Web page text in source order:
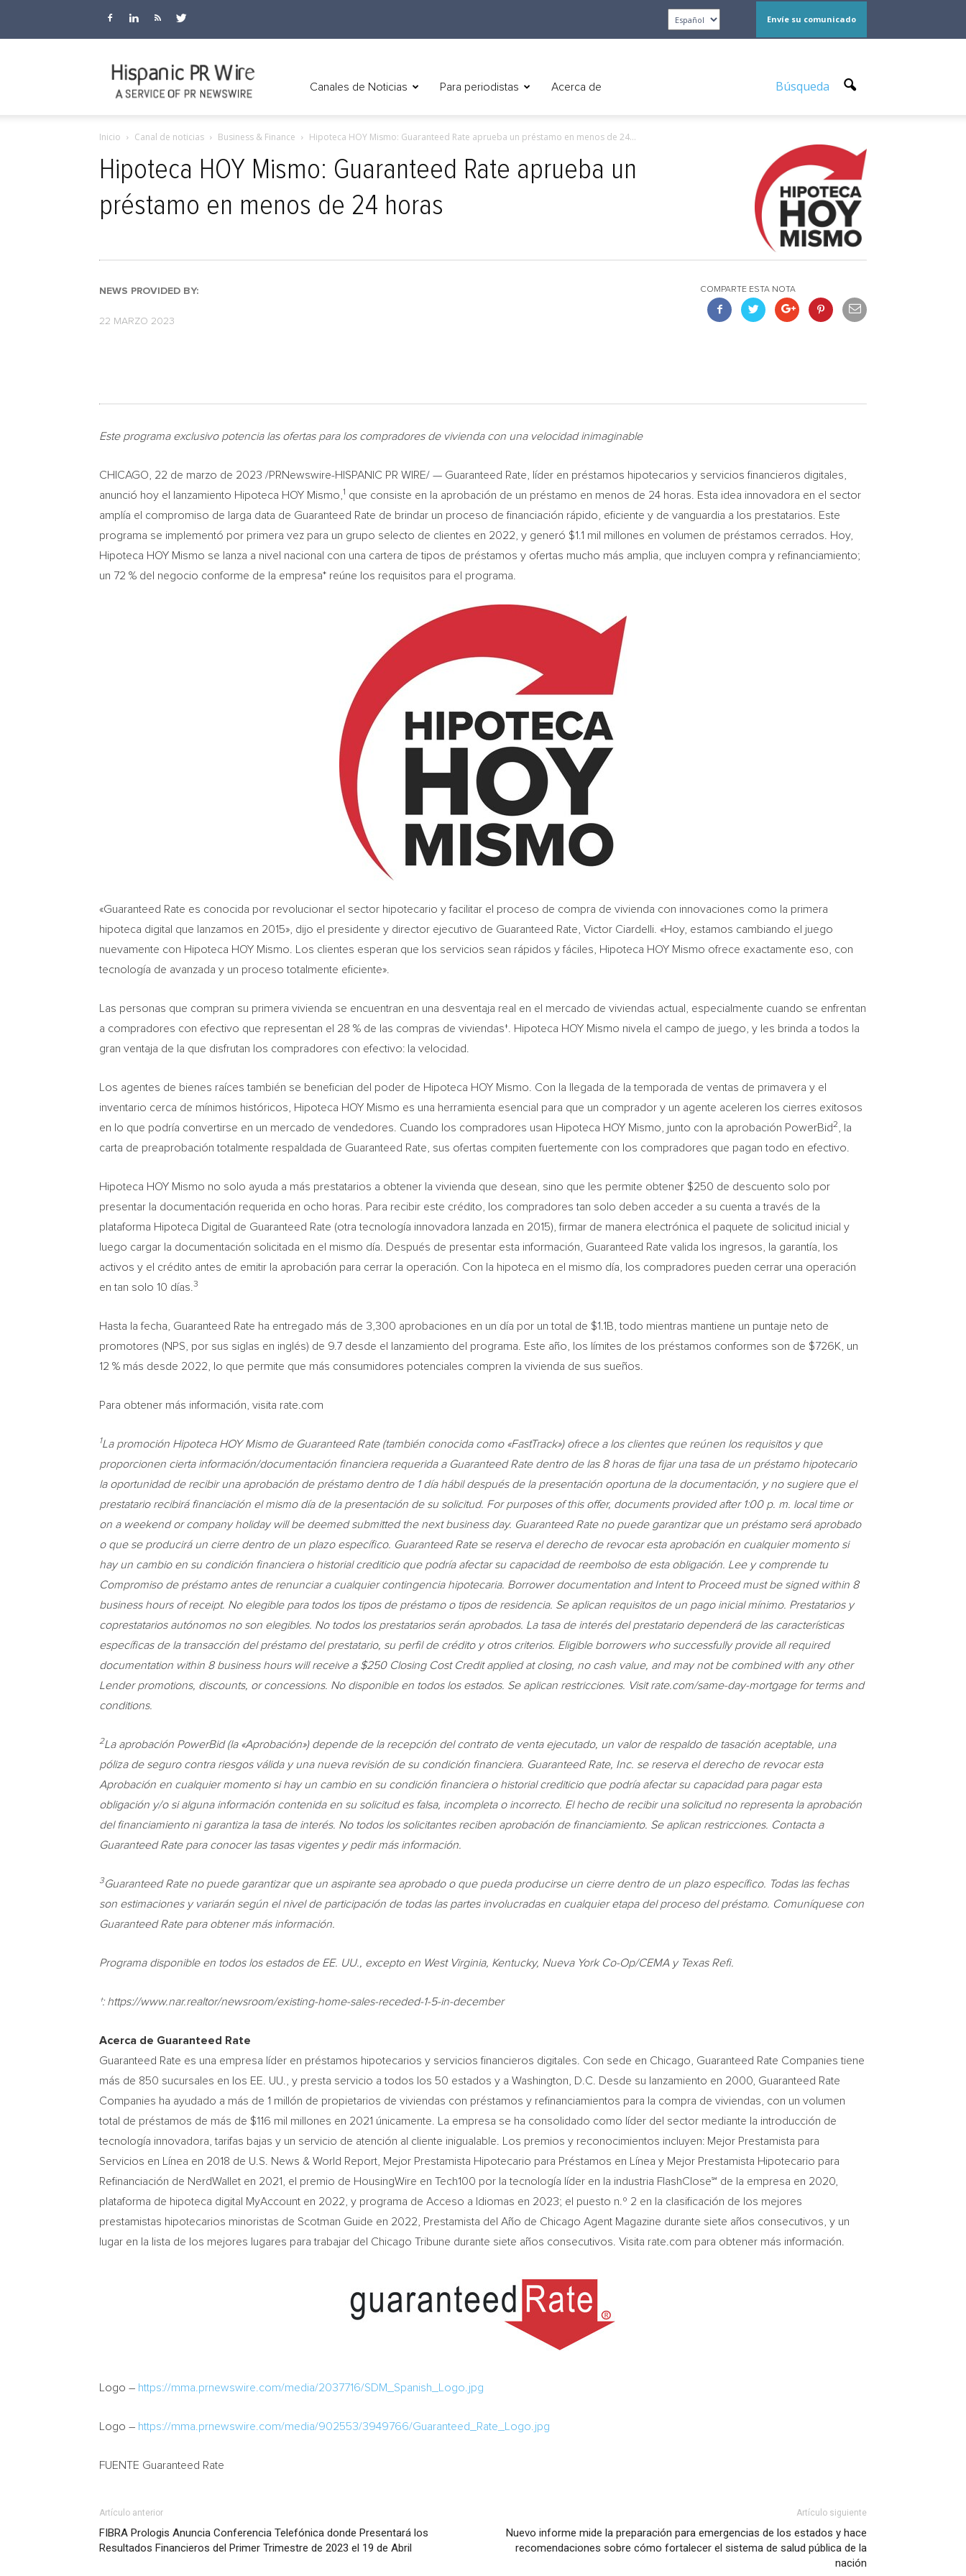
Envíe su comunicado
Canales de Noticias Para periodistas Acerca de Búsqueda
Inicio Canal de noticias Business & Finance Hipoteca HOY Mismo: Guaranteed Rate aprueba un préstamo en menos de 24...
Hipoteca HOY Mismo: Guaranteed Rate aprueba un
préstamo en menos de 24 horas
NEWS PROVIDED BY:
22 MARZO 2023
COMPARTE ESTA NOTA
Este programa exclusivo potencia las ofertas para los compradores de vivienda con una velocidad inimaginable
CHICAGO 22 de marzo de 2023 /PRNewswire-HISPANIC PR WIRE/ — Guaranteed Rate, líder en préstamos hipotecarios y servicios financieros digitales,
anunció hoy el lanzamiento Hipoteca HOY Mismo, 1 que consiste en la aprobación de un préstamo en menos de 24 horas. Esta idea innovadora en el sector
amplía el compromiso de larga data de Guaranteed Rate de brindar un proceso de financiación rápido, eficiente y de vanguardia a los prestatarios. Este
programa se implementó por primera vez para un grupo selecto de clientes en 2022, y generó $1.1 mil millones en volumen de préstamos cerrados. Hoy,
Hipoteca HOY Mismo se lanza a nivel nacional con una cartera de tipos de préstamos y ofertas mucho más amplia, que incluyen compra y refinanciamiento;
un 72 % del negocio conforme de la empresa* reúne los requisitos para el programa.
«Guaranteed Rate es conocida por revolucionar el sector hipotecario y facilitar el proceso de compra de vivienda con innovaciones como la primera
hipoteca digital que lanzamos en 2015», dijo el presidente y director ejecutivo de Guaranteed Rate, Victor Ciardelli . «Hoy, estamos cambiando el juego
nuevamente con Hipoteca HOY Mismo. Los clientes esperan que los servicios sean rápidos y fáciles, Hipoteca HOY Mismo ofrece exactamente eso, con
tecnología de avanzada y un proceso totalmente eficiente».
Las personas que compran su primera vivienda se encuentran en una desventaja real en el mercado de viviendas actual, especialmente cuando se enfrentan
a compradores con efectivo que representan el 28 % de las compras de viviendas†. Hipoteca HOY Mismo nivela el campo de juego, y les brinda a todos la
gran ventaja de la que disfrutan los compradores con efectivo: la velocidad.
Los agentes de bienes raíces también se benefician del poder de Hipoteca HOY Mismo. Con la llegada de la temporada de ventas de primavera y el
inventario cerca de mínimos históricos, Hipoteca HOY Mismo es una herramienta esencial para que un comprador y un agente aceleren los cierres exitosos
en lo que podría convertirse en un mercado de vendedores. Cuando los compradores usan Hipoteca HOY Mismo, junto con la aprobación PowerBid2
, la
carta de preaprobación totalmente respaldada de Guaranteed Rate, sus ofertas compiten fuertemente con los compradores que pagan todo en efectivo.
Hipoteca HOY Mismo no solo ayuda a más prestatarios a obtener la vivienda que desean, sino que les permite obtener $250 de descuento solo por
presentar la documentación requerida en ocho horas. Para recibir este crédito, los compradores tan solo deben acceder a su cuenta a través de la
plataforma Hipoteca Digital de Guaranteed Rate (otra tecnología innovadora lanzada en 2015), firmar de manera electrónica el paquete de solicitud inicial y
luego cargar la documentación solicitada en el mismo día. Después de presentar esta información, Guaranteed Rate valida los ingresos, la garantía, los
activos y el crédito antes de emitir la aprobación para cerrar la operación. Con la hipoteca en el mismo día, los compradores pueden cerrar una operación
en tan solo 10 días. 3
Hasta la fecha, Guaranteed Rate ha entregado más de 3,300 aprobaciones en un día por un total de $1.1B , todo mientras mantiene un puntaje neto de
promotores (NPS, por sus siglas en inglés) de 9.7 desde el lanzamiento del programa. Este año, los límites de los préstamos conformes son de $726K , un
12 % más desde 2022, lo que permite que más consumidores potenciales compren la vivienda de sus sueños.
Para obtener más información, visita rate.com
1La promoción Hipoteca HOY Mismo de Guaranteed Rate (también conocida como «FastTrack») ofrece a los clientes que reúnen los requisitos y que
proporcionen cierta información/documentación financiera requerida a Guaranteed Rate dentro de las 8 horas de fijar una tasa de un préstamo hipotecario
la oportunidad de recibir una aprobación de préstamo dentro de 1 día hábil después de la presentación oportuna de la documentación, y no sugiere que el
prestatario recibirá financiación el mismo día de la presentación de su solicitud. For purposes of this offer, documents provided after 1:00 p. m. local time or
on a weekend or company holiday will be deemed submitted the next business day. Guaranteed Rate no puede garantizar que un préstamo será aprobado
o que se producirá un cierre dentro de un plazo específico. Guaranteed Rate se reserva el derecho de revocar esta aprobación en cualquier momento si
hay un cambio en su condición financiera o historial crediticio que podría afectar su capacidad de reembolso de esta obligación. Lee y comprende tu
Compromiso de préstamo antes de renunciar a cualquier contingencia hipotecaria. Borrower documentation and Intent to Proceed must be signed within 8
business hours of receipt. No elegible para todos los tipos de préstamo o tipos de residencia. Se aplican requisitos de un pago inicial mínimo. Prestatarios y
coprestatarios autónomos no son elegibles. No todos los prestatarios serán aprobados. La tasa de interés del prestatario dependerá de las características
específicas de la transacción del préstamo del prestatario, su perfil de crédito y otros criterios. Eligible borrowers who successfully provide all required
documentation within 8 business hours will receive a $250Closing Cost Credit applied at closing, no cash value, and may not be combined with any other
Lender promotions, discounts, or concessions. No disponible en todos los estados. Se aplican restricciones. Visit rate.com/same-day-mortgage for terms and
conditions.
2La aprobación PowerBid (la «Aprobación») depende de la recepción del contrato de venta ejecutado, un valor de respaldo de tasación aceptable, una
póliza de seguro contra riesgos válida y una nueva revisión de su condición financiera. Guaranteed Rate, Inc. se reserva el derecho de revocar esta
Aprobación en cualquier momento si hay un cambio en su condición financiera o historial crediticio que podría afectar su capacidad para pagar esta
obligación y/o si alguna información contenida en su solicitud es falsa, incompleta o incorrecto. El hecho de recibir una solicitud no representa la aprobación
del financiamiento ni garantiza la tasa de interés. No todos los solicitantes reciben aprobación de financiamiento. Se aplican restricciones. Contacta a
Guaranteed Rate para conocer las tasas vigentes y pedir más información.
3Guaranteed Rate no puede garantizar que un aspirante sea aprobado o que pueda producirse un cierre dentro de un plazo específico. Todas las fechas
son estimaciones y variarán según el nivel de participación de todas las partes involucradas en cualquier etapa del proceso del préstamo. Comuníquese con
Guaranteed Rate para obtener más información.
Programa disponible en todos los estados de EE. UU., excepto en West Virginia, Kentucky, Nueva York Co-Op/CEMA y Texas Refi.
†: https://www.nar.realtor/newsroom/existing-home-sales-receded-1-5-in-december
Acerca de Guaranteed Rate
Guaranteed Rate es una empresa líder en préstamos hipotecarios y servicios financieros digitales. Con sede en Chicago , Guaranteed Rate Companies tiene
más de 850 sucursales en los EE. UU., y presta servicio a todos los 50 estados y a Washington, D.C.
Desde su lanzamiento en 2000, Guaranteed Rate
Companies ha ayudado a más de 1 millón de propietarios de viviendas con préstamos y refinanciamientos para la compra de viviendas, con un volumen
total de préstamos de más de $116 mil millones en 2021 únicamente. La empresa se ha consolidado como líder del sector mediante la introducción de
tecnología innovadora, tarifas bajas y un servicio de atención al cliente inigualable. Los premios y reconocimientos incluyen: Mejor Prestamista para
Servicios en Línea en 2018 de U.S. News & World Report, Mejor Prestamista Hipotecario para Préstamos en Línea y Mejor Prestamista Hipotecario para
Refinanciación de NerdWallet en 2021, el premio de HousingWire en Tech100 por la tecnología líder en la industria FlashClose℠ de la empresa en 2020,
plataforma de hipoteca digital MyAccount en 2022, y programa de Acceso a Idiomas en 2023; el puesto n.º 2 en la clasificación de los mejores
prestamistas hipotecarios minoristas de Scotman Guide en 2022, Prestamista del Año de Chicago Agent Magazine durante siete años consecutivos, y un
lugar en la lista de los mejores lugares para trabajar del Chicago Tribune durante siete años consecutivos. Visita rate.com para obtener más información.
Logo – https://mma.prnewswire.com/media/2037716/SDM_Spanish_Logo.jpg
Logo – https://mma.prnewswire.com/media/902553/3949766/Guaranteed_Rate_Logo.jpg
FUENTE Guaranteed Rate
Artículo anterior
FIBRA Prologis Anuncia Conferencia Telefónica donde Presentará los
Resultados Financieros del Primer Trimestre de 2023 el 19 de Abril
Artículo siguiente
Nuevo informe mide la preparación para emergencias de los estados y hace
recomendaciones sobre cómo fortalecer el sistema de salud pública de la
nación